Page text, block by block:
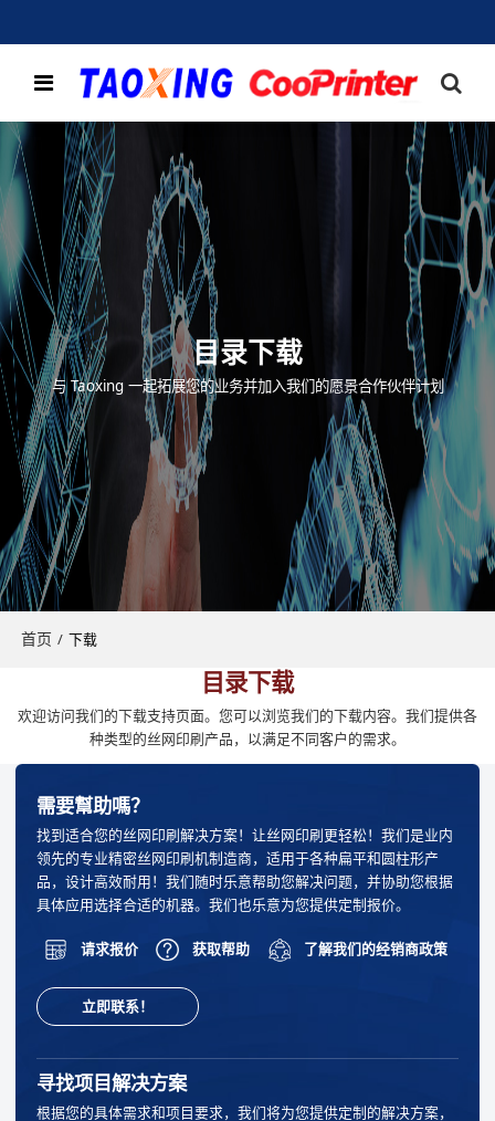
目录下载
与 Taoxing 一起拓展您的业务并加入我们的愿景合作伙伴计划
首页 / 下载
目录下载
欢迎访问我们的下载支持页面。您可以浏览我们的下载内容。我们提供各
种类型的丝网印刷产品，以满足不同客户的需求。
需要幫助嗎？
找到适合您的丝网印刷解决方案！让丝网印刷更轻松！我们是业内
领先的专业精密丝网印刷机制造商，适用于各种扁平和圆柱形产
品，设计高效耐用！我们随时乐意帮助您解决问题，并协助您根据
具体应用选择合适的机器。我们也乐意为您提供定制报价。
请求报价 获取帮助 了解我们的经销商政策
立即联系！
寻找项目解决方案
根据您的具体需求和项目要求，我们将为您提供定制的解决方案，